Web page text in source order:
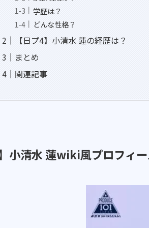
学歴は？
どんな性格？
【日プ4】小清水 蓮の経歴は？
まとめ
関連記事
】小清水 蓮wiki風プロフィ